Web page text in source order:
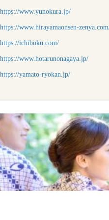
https://www.yunokura.jp/
https://www.hirayamaonsen-
https://ichiboku.com/
https://www.hotarunonagaya.jp/
yamato-ryokan.jp/